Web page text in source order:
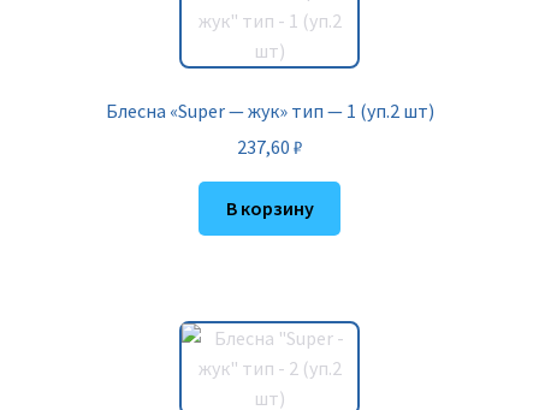
Блесна «Super — жук» тип — 1 (уп.2 шт)
237,60 ₽
В корзину